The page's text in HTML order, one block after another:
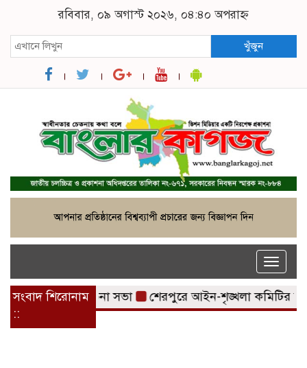
রবিবার, ০৯ অগাস্ট ২০২৬, ০৪:৪০ অপরাহ্ন
খুঁজুন
Toggle
সংবাদ শিরোনাম
::
ও আলোচনা সভা শেরপুরে আইন-শৃঙ্খলা কমিটির সভা,